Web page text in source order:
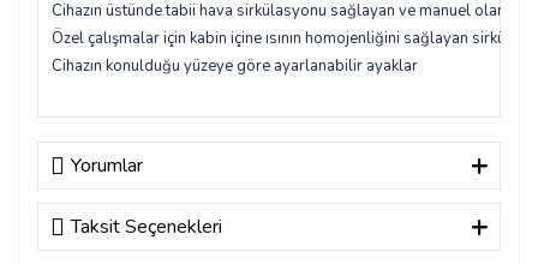
Cihazın üstünde tabii hava sirkülasyonu sağlayan ve manuel olarak
Özel çalışmalar için kabin içine ısının homojenliğini sağlayan
Cihazın konulduğu yüzeye göre ayarlanabilir ayaklar
Yorumlar
Bu ürüne ilk yorumu siz yapın!
Taksit Seçenekleri